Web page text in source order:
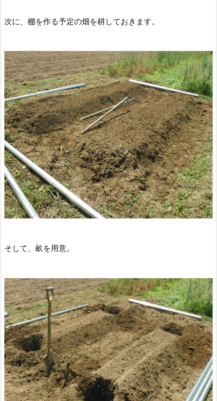
次に、棚を作る予定の畑を耕しておきます。
そして、畝を用意。